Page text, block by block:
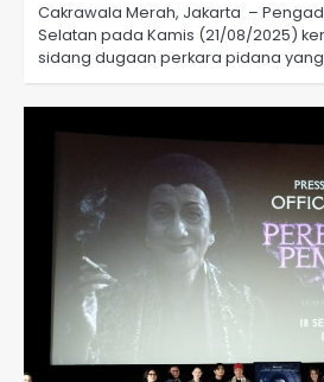
Cakrawala Merah, Jakarta –
Selatan pada Kamis (21/08/2025)
sidang dugaan perkara pidana